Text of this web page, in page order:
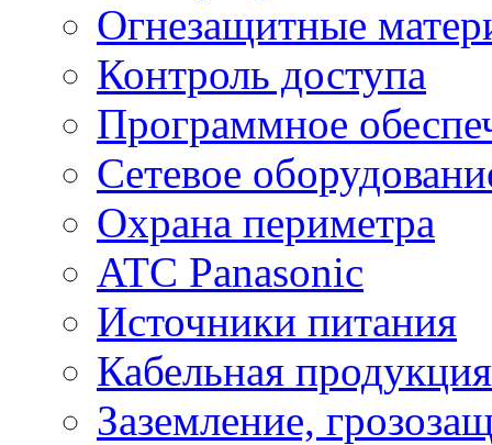
Огнезащитные
Контроль доступа
Программное
Сетевое
Охрана периметра
ATC Panasonic
Источники питания
Кабельная продукция
Заземление,